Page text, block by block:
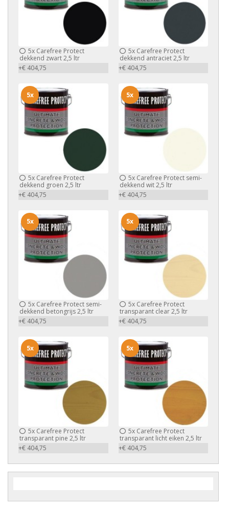
5x Carefree Protect
dekkend zwart 2,5 ltr
+€ 404,75
5xCarefree Protect
dekkend antraciet 2,5 ltr
+€ 404,75
5x Carefree Protect
dekkend groen 2,5 ltr
+€ 404,75
5x
5xCarefree Protect semi-
dekkend wit 2,5 ltr
+€ 404,75
5x
5x Carefree Protect semi-
dekkend betongrijs 2,5 ltr
+€ 404,75
5x
5xCarefree Protect
transparant clear 2,5 ltr
+€ 404,75
5x
5x Carefree Protect
transparant pine 2,5 ltr
+€ 404,75
5x
5xCarefree Protect
transparant licht eiken 2,5 ltr
+€ 404,75
5x